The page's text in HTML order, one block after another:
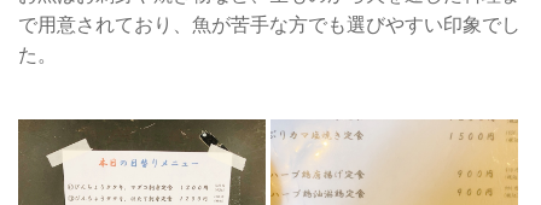
で用意されており、魚が苦手な方でも選びやすい印象でし
た。